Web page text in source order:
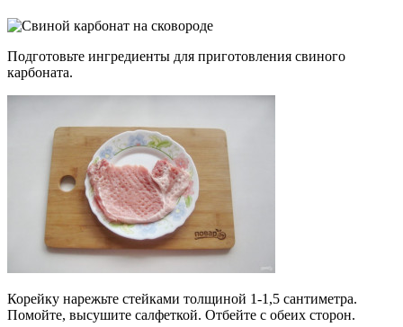
Подготовьте ингредиенты для приготовления свиного
карбоната.
Корейку нарежьте стейками толщиной 1-1,5 сантиметра.
Помойте, высушите салфеткой. Отбейте с обеих сторон.